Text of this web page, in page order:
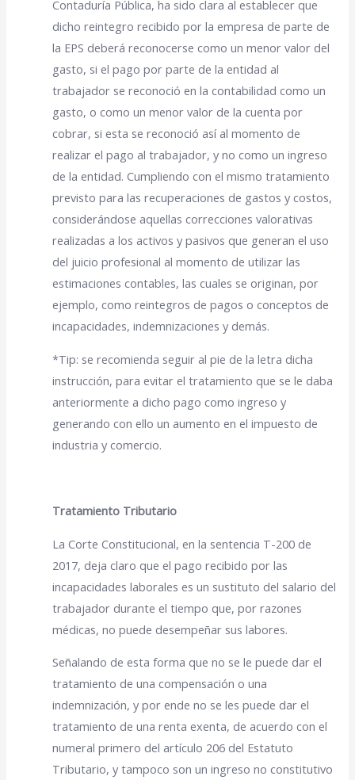
Contaduría Pública, ha sido clara al establecer que
dicho reintegro recibido por la empresa de parte de
la EPS deberá reconocerse como un menor valor del
gasto, si el pago por parte de la entidad al
trabajador se reconoció en la contabilidad como un
gasto, o como un menor valor de la cuenta por
cobrar, si esta se reconoció así al momento de
realizar el pago al trabajador, y no como un ingreso
de la entidad. Cumpliendo con el mismo tratamiento
previsto para las recuperaciones de gastos y costos,
considerándose aquellas correcciones valorativas
realizadas a los activos y pasivos que generan el uso
del juicio profesional al momento de utilizar las
estimaciones contables, las cuales se originan, por
ejemplo, como reintegros de pagos o conceptos de
incapacidades, indemnizaciones y demás.
*Tip: se recomienda seguir al pie de la letra dicha
instrucción, para evitar el tratamiento que se le daba
anteriormente a dicho pago como ingreso y
generando con ello un aumento en el impuesto de
industria y comercio.
Tratamiento Tributario
La Corte Constitucional, en la sentencia T-200 de
2017, deja claro que el pago recibido por las
incapacidades laborales es un sustituto del salario del
trabajador durante el tiempo que, por razones
médicas, no puede desempeñar sus labores.
Señalando de esta forma que no se le puede dar el
tratamiento de una compensación o una
indemnización, y por ende no se les puede dar el
tratamiento de una renta exenta, de acuerdo con el
numeral primero del artículo 206 del Estatuto
Tributario, y tampoco son un ingreso no constitutivo